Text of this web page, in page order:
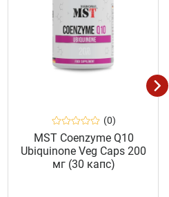
(0)
MST Coenzyme Q10
Ubiquinone Veg Caps 200
мг (30 капс)